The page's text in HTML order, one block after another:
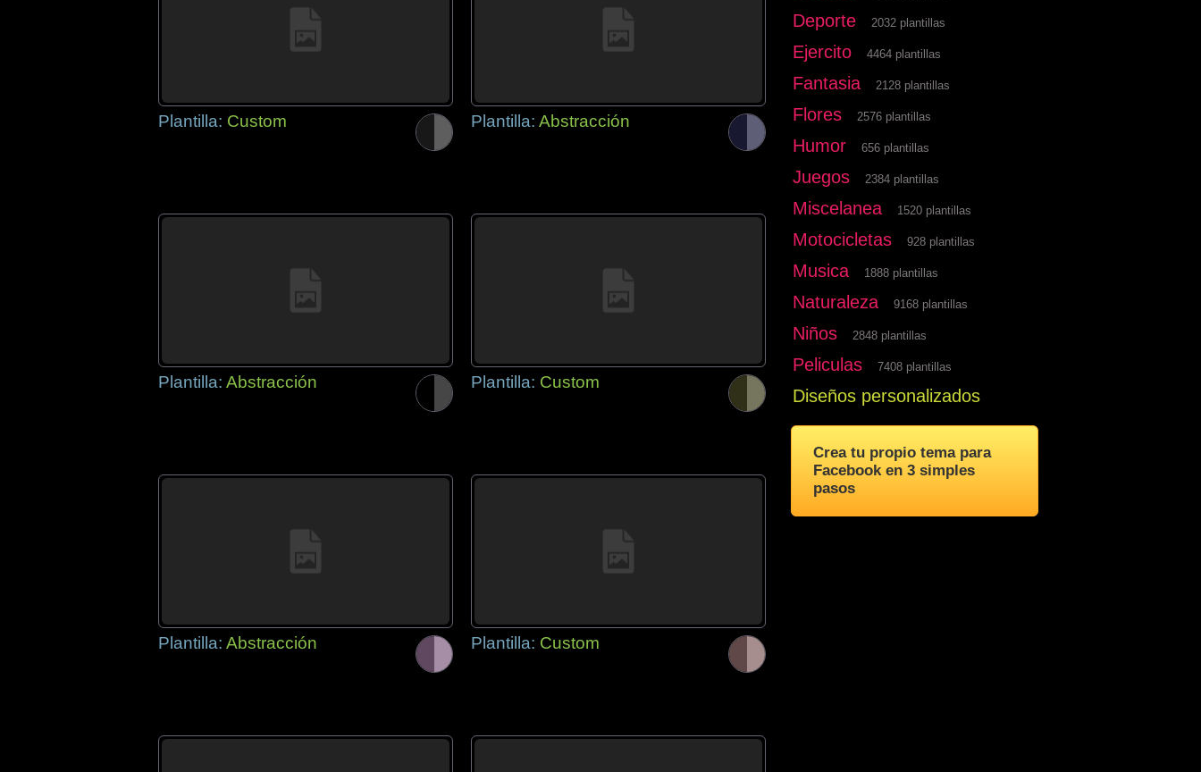
Plantilla: Custom Plantilla: Abstracción
Plantilla: Abstracción Plantilla: Custom
Plantilla: Abstracción Plantilla: Custom
Deporte 2032 plantillas
Ejercito 4464 plantillas
Fantasia 2128 plantillas
Flores 2576 plantillas
Humor 656 plantillas
Juegos 2384 plantillas
Miscelanea 1520 plantillas
Motocicletas 928 plantillas
Musica 1888 plantillas
Naturaleza 9168 plantillas
Niños 2848 plantillas
Peliculas 7408 plantillas
Diseños personalizados
Crea tu propio tema para
Facebook en 3 simples
pasos